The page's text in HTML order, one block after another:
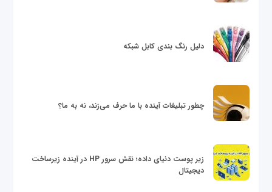
دلیل رنگ بندی کابل شبکه
چطور تبلیغات آینده با ما حرف می‌زند، نه به ما؟
زیر پوست دنیای داده؛ نقش سرور HP در آینده زیرساخت
دیجیتال